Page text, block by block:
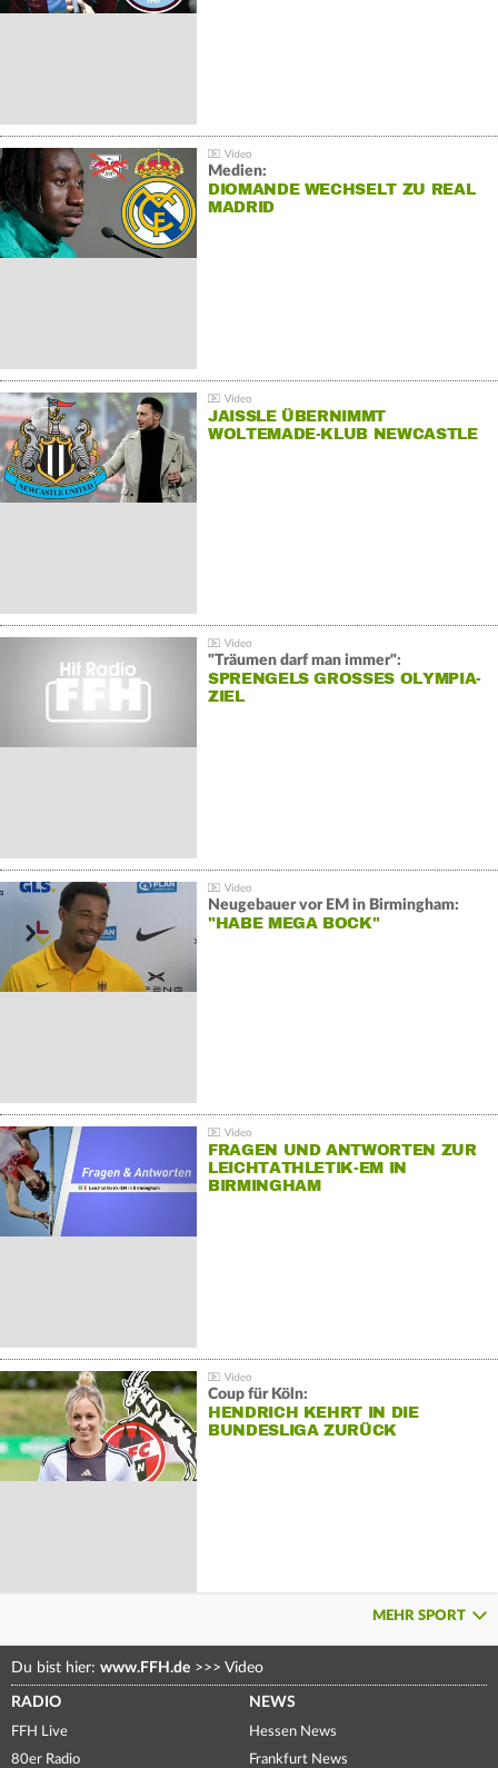
Medien:
DIOMANDE WECHSELT ZU REAL
MADRID
JAISSLE ÜBERNIMMT
WOLTEMADE-KLUB NEWCASTLE
"Träumen darf man immer":
SPRENGELS GROSSES OLYMPIA-Z
IEL
Neugebauer vor EM in Birmingham:
"HABE MEGA BOCK"
FRAGEN UND ANTWORTEN ZUR
LEICHTATHLETIK-EM IN
BIRMINGHAM
Coup für Köln:
HENDRICH KEHRT IN DIE
BUNDESLIGA ZURÜCK
MEHR SPORT
Du bist hier: www.FFH.de >>> Video
RADIO
FFH Live
80er Radio
NEWS
Hessen News
Frankfurt News